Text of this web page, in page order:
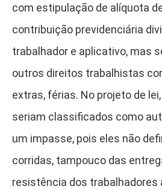
com estipulação de alíquota
contribuição previdenciária
trabalhador e aplicativo, mas
outros direitos trabalhistas
extras, férias. No projeto de
seriam classificados como
um impasse, pois eles não
corridas, tampouco das
resistência dos trabalhadores